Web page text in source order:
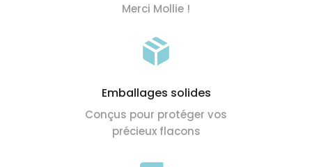
Merci Mollie !
Emballages solides
Conçus pour protéger vos
précieux flacons